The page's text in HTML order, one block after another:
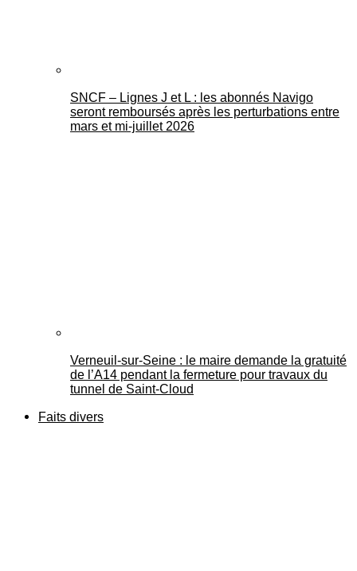
SNCF – Lignes J et L : les abonnés Navigo
seront remboursés après les perturbations entre
mars et mi-juillet 2026
Verneuil-sur-Seine : le maire demande la gratuité
de l’A14 pendant la fermeture pour travaux du
tunnel de Saint-Cloud
Faits divers